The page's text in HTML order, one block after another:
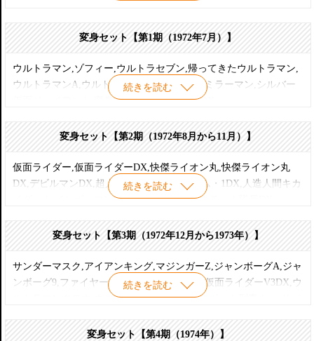
ドクロキング,サタンキング,植物怪人,
【 武器セット 】
火炎銃,笑い銃,放射能銃,脱水銃,ギロチンカッター,化石銃,クレー
ジーガン,分解銃,鉄の爪,音叉銃,ピラニア銃,麻酔銃,殺人ドリル,毒
変身セット【第1期（1972年7月）】
続きを読む
ウルトラマン,ゾフィー,ウルトラセブン,帰ってきたウルトラマン,
ウルトラマンA,ウルトラ警備隊,マット隊員,ミラーマン,シルバー
仮面ジャイアント,変身忍者 嵐,変身忍者 嵐DX
変身セット【第2期（1972年8月から11月）】
続きを読む
仮面ライダー,仮面ライダーDX,快傑ライオン丸,快傑ライオン丸
DX,デビルマンDX,超人バロム・1,超人バロム・1DX,人造人間キカ
イダー,レインボーマン（ダッシュ7）,タックチーム隊長DX
変身セット【第3期（1972年12月から1973年）】
続きを読む
サンダーマスク,アイアンキング,マジンガーZ,ジャンボーグA,ジャ
ンボーグ9,ファイヤーマン,仮面ライダーV3,仮面ライダーV3DX,ウ
ルトラマンタロウ,ウルトラマンタロウDX,ロボット刑事,レッドバ
変身セット【第4期（1974年）】